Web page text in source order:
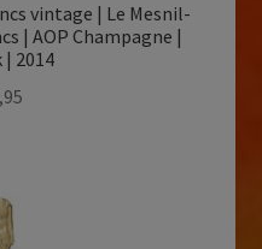
vintage | Le Mesnil-
| AOP Champagne |
2014